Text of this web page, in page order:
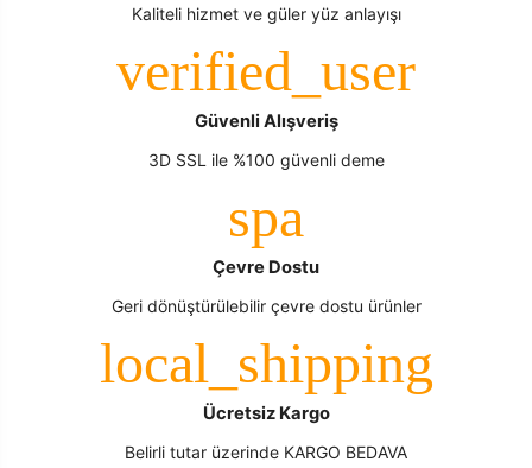
Kaliteli hizmet ve güler yüz anlayışı
Güvenli Alışveriş
3D SSL ile %100 güvenli deme
Çevre Dostu
Geri dönüştürülebilir çevre dostu ürünler
Ücretsiz Kargo
Belirli tutar üzerinde KARGO BEDAVA